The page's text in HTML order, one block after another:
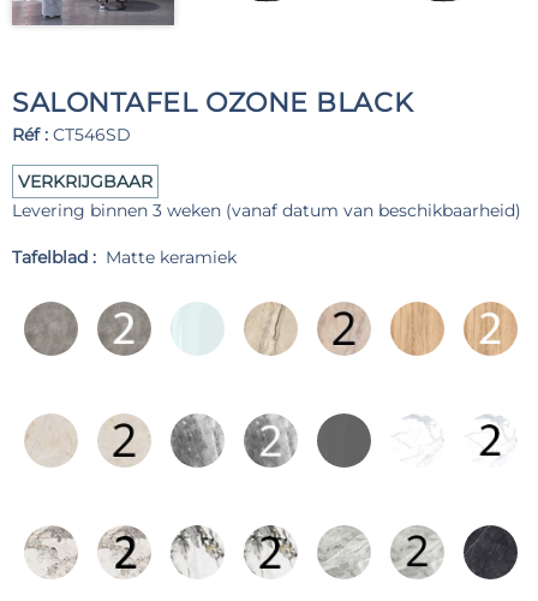
SALONTAFEL OZONE BLACK
Réf : CT546SD
VERKRIJGBAAR
Levering binnen 3 weken (vanaf datum van beschikbaarheid)
Tafelblad : Matte keramiek